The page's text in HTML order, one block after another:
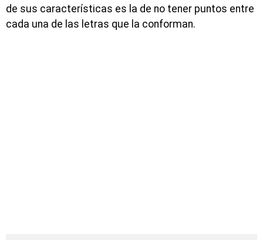
de sus características es la de no tener puntos entre
cada una de las letras que la conforman.